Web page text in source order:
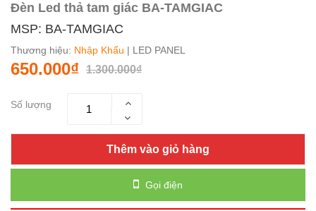
Đèn Led thả tam giác BA-TAMGIAC
MSP: BA-TAMGIAC
Thương hiệu: Nhập Khẩu | LED PANEL
650.000₫ 1.300.000₫
Số lượng
Thêm vào giỏ hàng
Gọi điện